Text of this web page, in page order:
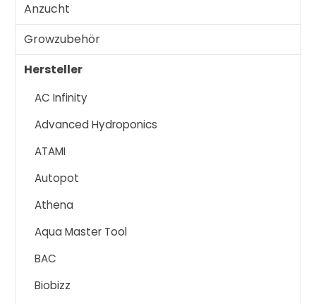
Anzucht
Growzubehör
Hersteller
AC Infinity
Advanced Hydroponics
ATAMI
Autopot
Athena
Aqua Master Tool
BAC
Biobizz